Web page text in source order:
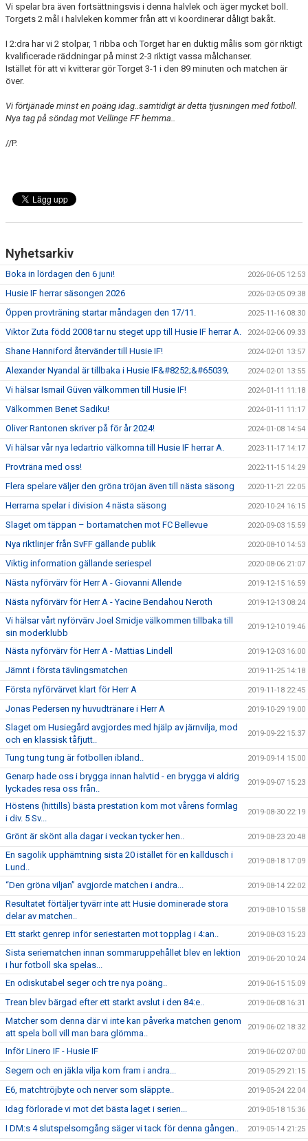
Vi spelar bra även fortsättningsvis i denna halvlek och äger mycket boll.
Torgets 2 mål i halvleken kommer från att vi koordinerar dåligt bakåt.
I 2:dra har vi 2 stolpar, 1 ribba och Torget har en duktig målis som gör riktigt
kvalificerade räddningar på minst 2-3 riktigt vassa målchanser.
Istället för att vi kvitterar gör Torget 3-1 i den 89 minuten och matchen är
över.
Vi förtjänade minst en poäng idag..samtidigt är detta tjusningen med fotboll.
Nya tag på söndag mot Vellinge FF hemma..
//P.
Nyhetsarkiv
Boka in lördagen den 6 juni! 2026-06-05 12:53
Husie IF herrar säsongen 2026 2026-03-05 09:38
Öppen provträning startar måndagen den 17/11. 2025-11-16 08:30
Viktor Zuta född 2008 tar nu steget upp till Husie IF herrar A. 2024-02-06 09:33
Shane Hanniford återvänder till Husie IF! 2024-02-01 13:57
Alexander Nyandal är tillbaka i Husie IF&#8252;&#65039; 2024-02-01 13:55
Vi hälsar Ismail Güven välkommen till Husie IF! 2024-01-11 11:18
Välkommen Benet Sadiku! 2024-01-11 11:17
Oliver Rantonen skriver på för år 2024! 2024-01-08 14:54
Vi hälsar vår nya ledartrio välkomna till Husie IF herrar A. 2023-11-17 14:17
Provträna med oss! 2022-11-15 14:29
Flera spelare väljer den gröna tröjan även till nästa säsong 2020-11-21 22:05
Herrarna spelar i division 4 nästa säsong 2020-10-24 16:15
Slaget om täppan – bortamatchen mot FC Bellevue 2020-09-03 15:59
Nya riktlinjer från SvFF gällande publik 2020-08-10 14:53
Viktig information gällande seriespel 2020-08-06 21:07
Nästa nyförvärv för Herr A - Giovanni Allende 2019-12-15 16:59
Nästa nyförvärv för Herr A - Yacine Bendahou Neroth 2019-12-13 08:24
Vi hälsar vårt nyförvärv Joel Smidje välkommen tillbaka till
sin moderklubb
2019-12-10 19:46
Nästa nyförvärv för Herr A - Mattias Lindell 2019-12-03 16:00
Jämnt i första tävlingsmatchen 2019-11-25 14:18
Första nyförvärvet klart för Herr A 2019-11-18 22:45
Jonas Pedersen ny huvudtränare i Herr A 2019-10-29 19:00
Slaget om Husiegård avgjordes med hjälp av järnvilja, mod
och en klassisk tåfjutt..
2019-09-22 15:37
Tung tung tung är fotbollen ibland.. 2019-09-14 15:00
Genarp hade oss i brygga innan halvtid - en brygga vi aldrig
lyckades resa oss från..
2019-09-07 15:23
Höstens (hittills) bästa prestation kom mot vårens formlag
i div. 5 Sv...
2019-08-30 22:19
Grönt är skönt alla dagar i veckan tycker hen.. 2019-08-23 20:48
En sagolik upphämtning sista 20 istället för en kalldusch i
Lund..
2019-08-18 17:09
“Den gröna viljan” avgjorde matchen i andra... 2019-08-14 22:02
Resultatet förtäljer tyvärr inte att Husie dominerade stora
delar av matchen..
2019-08-10 15:58
Ett starkt genrep inför seriestarten mot topplag i 4:an.. 2019-08-03 15:23
Sista seriematchen innan sommaruppehållet blev en lektion
i hur fotboll ska spelas...
2019-06-20 10:24
En odiskutabel seger och tre nya poäng.. 2019-06-15 15:09
Trean blev bärgad efter ett starkt avslut i den 84:e.. 2019-06-08 16:31
Matcher som denna där vi inte kan påverka matchen genom
att spela boll vill man bara glömma..
2019-06-02 18:32
Inför Linero IF - Husie IF 2019-06-02 07:00
Segern och en jäkla vilja kom fram i andra... 2019-05-29 21:15
E6, matchtröjbyte och nerver som släppte.. 2019-05-24 22:04
Idag förlorade vi mot det bästa laget i serien... 2019-05-18 15:36
I DM:s 4 slutspelsomgång säger vi tack för denna gången.. 2019-05-14 21:25